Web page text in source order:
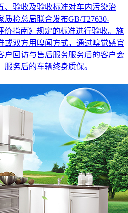
、验收及验收标准对车内污染治
质检总局联合发布GB/T27630-
价指南》规定的标准进行验收。施
或双方用嗅闻方式，通过嗅觉感官
户回访与售后服务服务后的客户会
务后的车辆终身质保。